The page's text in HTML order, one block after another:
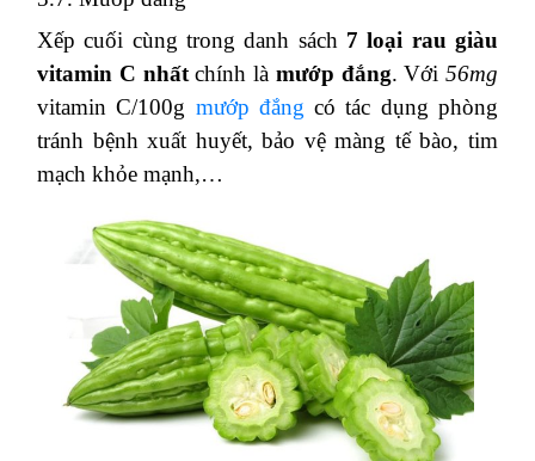
Xếp cuối cùng trong danh sách7 loại rau giàu
vitamin C nhấtchính là mướp đắng. Với 56mg
vitamin C/100g mướp đắng có tác dụng phòng
tránh bệnh xuất huyết, bảo vệ màng tế bào, tim
mạch khỏe mạnh,…